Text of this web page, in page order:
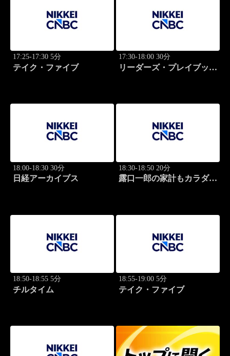
17:25-17:30 5分
テイク・ファイブ
17:30-18:00 30分
リーダーズ・プレイブック
18:00-18:30 30分
日経アーカイブス
18:30-18:50 20分
露口一郎の家計もカラダも
18:50-18:55 5分
チルタイム
18:55-19:00 5分
テイク・ファイブ